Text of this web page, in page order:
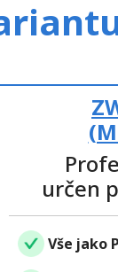
určen
Vše jako